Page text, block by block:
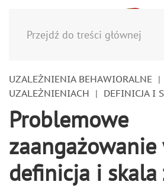
Przejdź do treści głównej
UZALEŻNIENIA BEHAWIORALNE
UZALEŻNIENIACH
DEFINICJA I
Problemowe
definicja i skala